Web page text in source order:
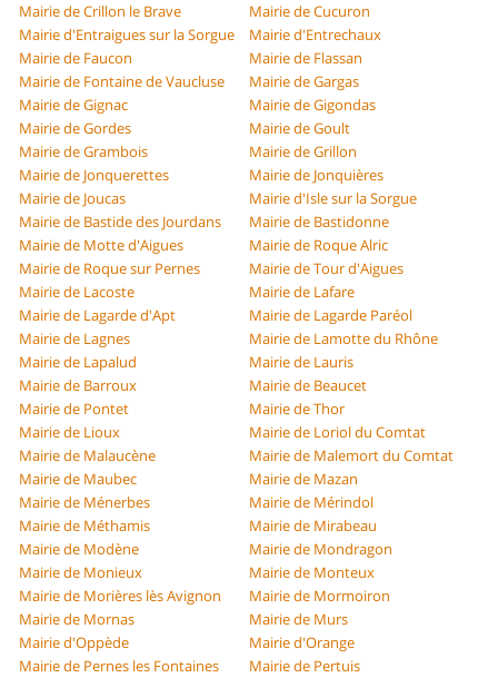
Mairie de Crillon le Brave
Mairie de Cucuron
Mairie d'Entraigues sur la Sorgue
Mairie d'Entrechaux
Mairie de Faucon
Mairie de Flassan
Mairie de Fontaine de Vaucluse
Mairie de Gargas
Mairie de Gignac
Mairie de Gigondas
Mairie de Gordes
Mairie de Goult
Mairie de Grambois
Mairie de Grillon
Mairie de Jonquerettes
Mairie de Jonquières
Mairie de Joucas
Mairie d'Isle sur la Sorgue
Mairie de Bastide des Jourdans
Mairie de Bastidonne
Mairie de Motte d'Aigues
Mairie de Roque Alric
Mairie de Roque sur Pernes
Mairie de Tour d'Aigues
Mairie de Lacoste
Mairie de Lafare
Mairie de Lagarde d'Apt
Mairie de Lagarde Paréol
Mairie de Lagnes
Mairie de Lamotte du Rhône
Mairie de Lapalud
Mairie de Lauris
Mairie de Barroux
Mairie de Beaucet
Mairie de Pontet
Mairie de Thor
Mairie de Lioux
Mairie de Loriol du Comtat
Mairie de Malaucène
Mairie de Malemort du Comtat
Mairie de Maubec
Mairie de Mazan
Mairie de Ménerbes
Mairie de Mérindol
Mairie de Méthamis
Mairie de Mirabeau
Mairie de Modène
Mairie de Mondragon
Mairie de Monieux
Mairie de Monteux
Mairie de Morières lès Avignon
Mairie de Mormoiron
Mairie de Mornas
Mairie de Murs
Mairie d'Oppède
Mairie d'Orange
Mairie de Pernes les Fontaines
Mairie de Pertuis